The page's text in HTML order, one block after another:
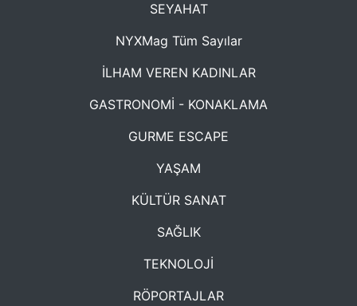
SEYAHAT
NYXMag Tüm Sayılar
İLHAM VEREN KADINLAR
GASTRONOMİ - KONAKLAMA
GURME ESCAPE
YAŞAM
KÜLTÜR SANAT
SAĞLIK
TEKNOLOJİ
RÖPORTAJLAR